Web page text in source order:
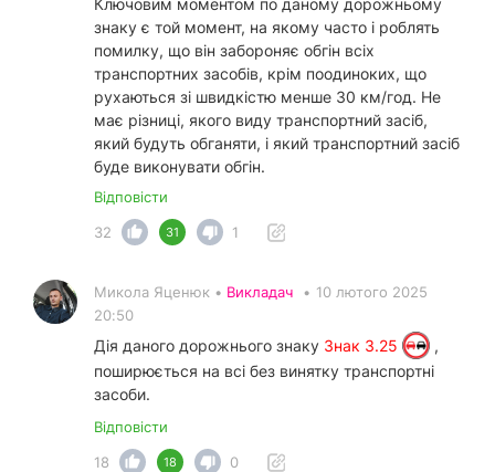
знаку є той момент, на якому часто і роблять
помилку, що він забороняє обгін всіх
транспортних засобів, крім поодиноких, що
рухаються зі швидкістю менше 30 км/год. Не
має різниці, якого виду транспортний засіб,
який будуть обганяти, і який транспортний засіб
буде виконувати обгін.
Відповісти
32
31 1
Микола Яценюк • Викладач • 10 лютого 2025
20:50
Дія даного дорожнього знаку Знак 3.25
,
поширюється на всі без винятку транспортні
засоби.
Відповісти
18
18 0